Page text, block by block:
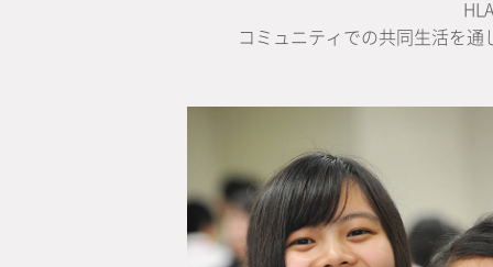
コミュニティでの共同生活を